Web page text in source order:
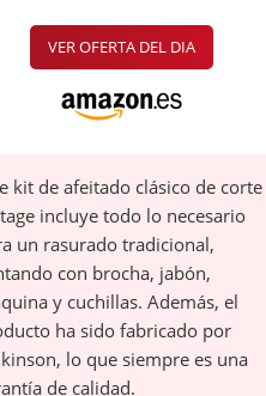
VER OFERTA DEL DIA
kit de afeitado clásico de corte
incluye todo lo necesario
un rasurado tradicional,
con brocha, jabón,
y cuchillas. Además, el
ha sido fabricado por
lo que siempre es una
de calidad.